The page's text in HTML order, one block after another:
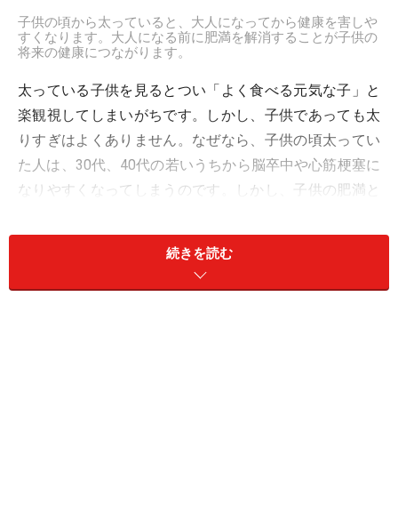
子供の頃から太っていると、大人になってから健康を害しや
すくなります。大人になる前に肥満を解消することが子供の
将来の健康につながります。
太っている子供を見るとつい「よく食べる元気な子」と
楽観視してしまいがちです。しかし、子供であっても太
りすぎはよくありません。なぜなら、子供の頃太ってい
た人は、30代、40代の若いうちから脳卒中や心筋梗塞に
なりやすくなってしまうのです。しかし、子供の肥満と
子供の肥満と大人の肥満は違う
続きを読む